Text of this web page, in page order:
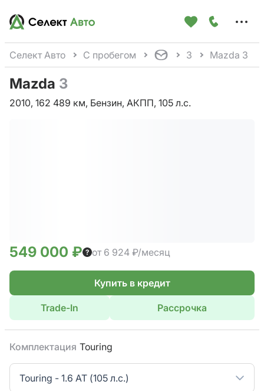
Селект Авто С пробегом 3 Mazda 3
Mazda 3
2010, 162 489 км, Бензин, АКПП, 105 л.с.
549 000 ₽ от 6 924 ₽/месяц
Купить в кредит
Trade-In Рассрочка
Комплектация Touring
Touring - 1.6 AT (105 л.с.)